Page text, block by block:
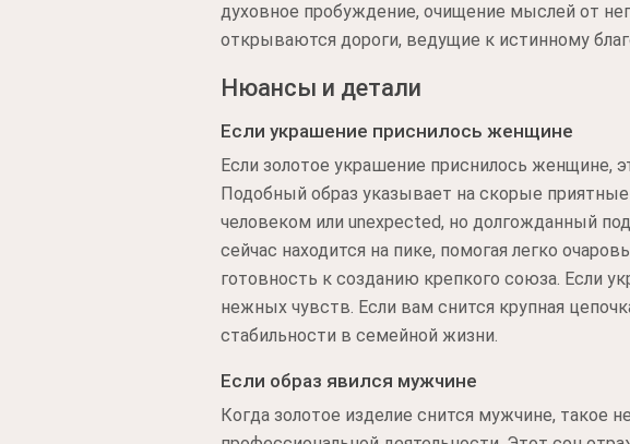
духовное пробуждение, очищение мыслей от
открываются дороги, ведущие к истинному
Нюансы и детали
Если украшение приснилось женщине
Если золотое украшение приснилось женщине,
Подобный образ указывает на скорые
человеком или unexpected, но долгожданный
сейчас находится на пике, помогая легко
готовность к созданию крепкого союза. Если
нежных чувств. Если вам снится крупная
стабильности в семейной жизни.
Если образ явился мужчине
Когда золотое изделие снится мужчине, такое